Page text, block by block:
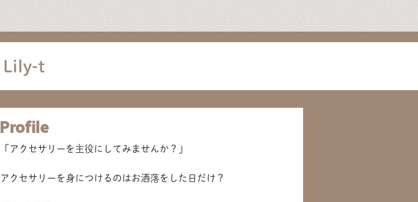
Lily-t
Profile
「アクセサリーを主役にしてみませんか？」
アクセサリーを身につけるのはお洒落をした日だけ？